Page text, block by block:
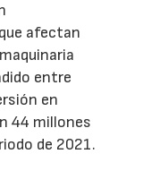
afectan
entre
en
44 millones
de 2021.